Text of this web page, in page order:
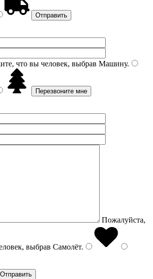
что вы человек, выбрав Машину.
Пожалуйста,
выбрав Самолёт.